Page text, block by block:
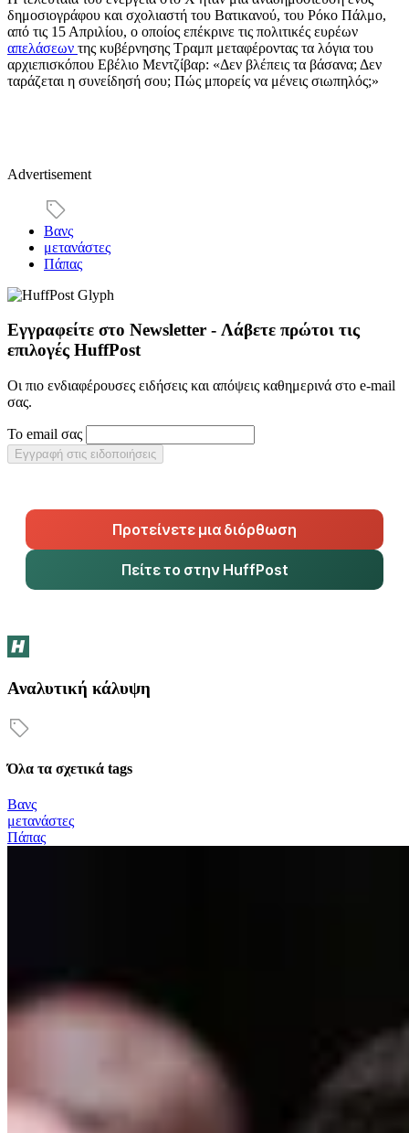
δημοσιογράφου και σχολιαστή του Βατικανού, του Ρόκο Πάλμο,
από τις 15 Απριλίου, ο οποίος επέκρινε τις πολιτικές ευρέων
απελάσεων της κυβέρνησης Τραμπ μεταφέροντας τα λόγια του
αρχιεπισκόπου Εβέλιο Μεντζίβαρ: «Δεν βλέπεις τα βάσανα; Δεν
ταράζεται η συνείδησή σου; Πώς μπορείς να μένεις σιωπηλός;»
Advertisement
Βανς
μετανάστες
Πάπας
Εγγραφείτε στο Newsletter - Λάβετε πρώτοι τις
επιλογές HuffPost
Οι πιο ενδιαφέρουσες ειδήσεις και απόψεις καθημερινά στο e-mail
σας.
Το email σας
Εγγραφή στις ειδοποιήσεις
Προτείνετε μια διόρθωση
Πείτε το στην HuffPost
Αναλυτική κάλυψη
Όλα τα σχετικά tags
Βανς
μετανάστες
Πάπας